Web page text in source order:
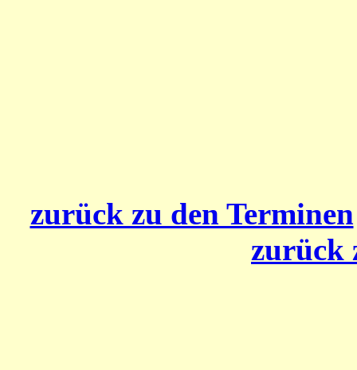
zurück zu den Terminen
zurück